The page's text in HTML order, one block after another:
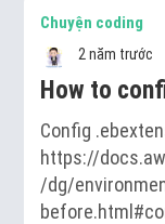
Chuyện coding
2 năm trước
How to
Config
https://
/dg/